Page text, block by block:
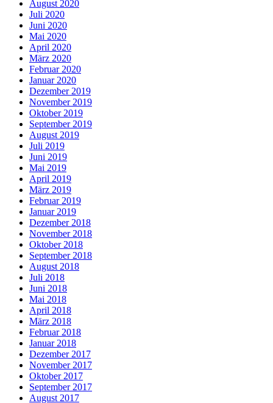
August 2020
Juli 2020
Juni 2020
Mai 2020
April 2020
März 2020
Februar 2020
Januar 2020
Dezember 2019
November 2019
Oktober 2019
September 2019
August 2019
Juli 2019
Juni 2019
Mai 2019
April 2019
März 2019
Februar 2019
Januar 2019
Dezember 2018
November 2018
Oktober 2018
September 2018
August 2018
Juli 2018
Juni 2018
Mai 2018
April 2018
März 2018
Februar 2018
Januar 2018
Dezember 2017
November 2017
Oktober 2017
September 2017
August 2017